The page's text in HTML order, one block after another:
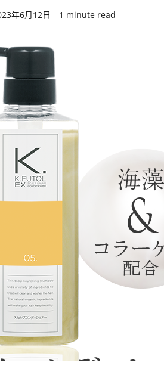
年6月12日 1 minute read